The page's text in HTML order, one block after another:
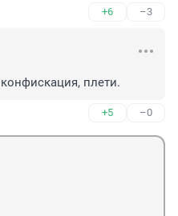
+6 –3
плети.
+5 –0